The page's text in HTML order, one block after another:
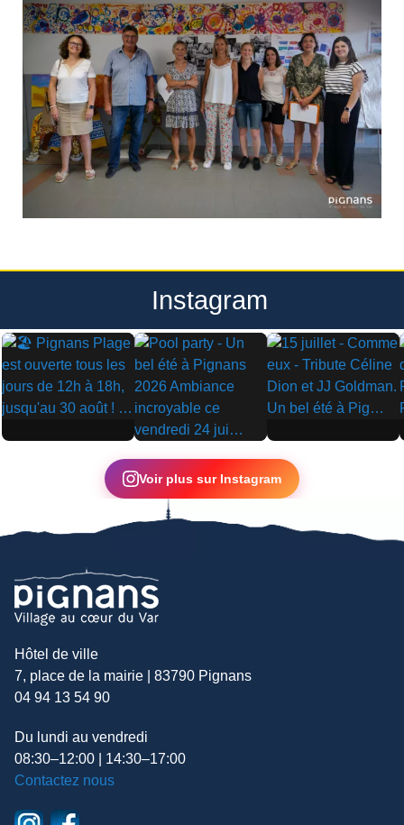
Instagram
▶
▶
▶
Voir plus sur Instagram
Hôtel de ville
7, place de la mairie | 83790 Pignans
04 94 13 54 90
Du lundi au vendredi
08:30–12:00 | 14:30–17:00
Contactez nous